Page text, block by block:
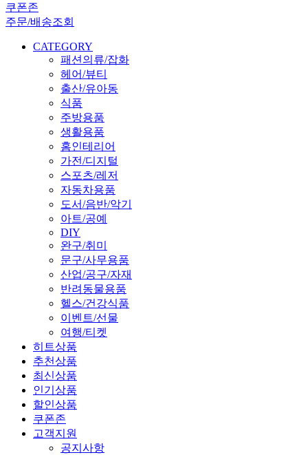
쿠폰존
주문/배송조회
CATEGORY
패션의류/잡화
헤어/뷰티
출산/유아동
식품
주방용품
생활용품
홈인테리어
가전/디지털
스포츠/레저
자동차용품
도서/음반/악기
아트/공예
DIY
완구/취미
문구/사무용품
산업/공구/자재
반려동물용품
헬스/건강식품
이벤트/선물
여행/티켓
히트상품
추천상품
최신상품
인기상품
할인상품
쿠폰존
고객지원
공지사항